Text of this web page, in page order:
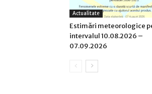
Actualitate
Estimări meteorologice
intervalul 10.08.2026 –
07.09.2026